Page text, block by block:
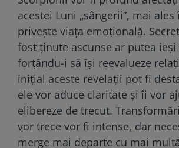
acestei Luni „sângerii”, mai ales
privește viața emoțională.
fost ținute ascunse ar putea ieși
forțându-i să își reevalueze
inițial aceste revelații pot fi
ele vor aduce claritate și îi vor
elibereze de trecut.
vor trece vor fi intense, dar
merge mai departe cu mai